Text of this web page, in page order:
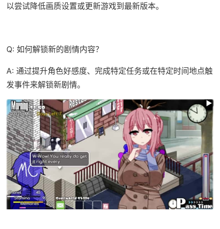
以尝试降低画质设置或更新游戏到最新版本。
Q: 如何解锁新的剧情内容？
A: 通过提升角色好感度、完成特定任务或在特定时间地点触
发事件来解锁新剧情。